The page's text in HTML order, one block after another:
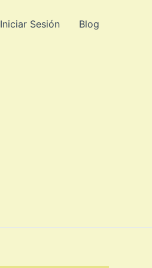
Iniciar Sesión Blog